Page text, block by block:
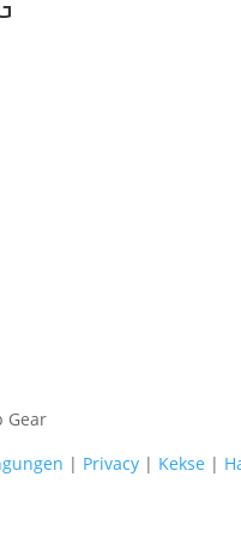
Gear
| Privacy| Kekse |